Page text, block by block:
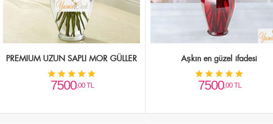
PREMIUM UZUN SAPLI MOR GÜLLER
7500,00 TL
Aşkın en güzel ifadesi
7500,00 TL